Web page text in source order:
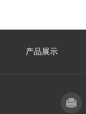
产品展示